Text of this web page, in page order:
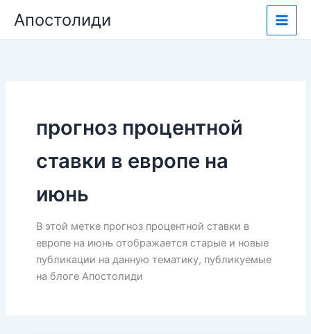
содержимому
Апостолиди
прогноз процентной
ставки в европе на
июнь
В этой метке прогноз процентной ставки в
европе на июнь отображается старые и новые
публикации на данную тематику, публикуемые
на блоге Апостолиди